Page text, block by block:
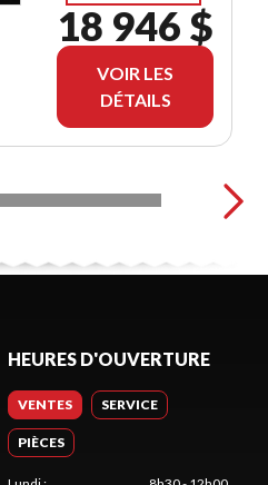
18 946 $
VOIR LES
DÉTAILS
HEURES D'OUVERTURE
VENTES SERVICE
PIÈCES